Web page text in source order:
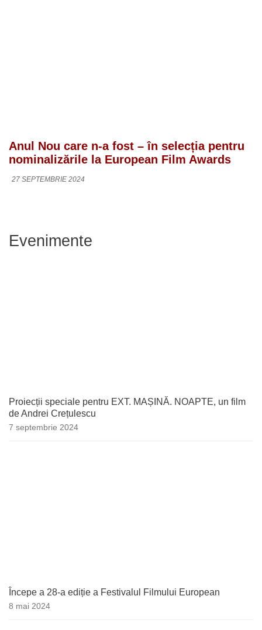
Anul Nou care n-a fost – în selecția pentru
nominalizările la European Film Awards
27 SEPTEMBRIE 2024
Evenimente
Proiecții speciale pentru EXT. MAȘINĂ. NOAPTE, un film
de Andrei Crețulescu
7 septembrie 2024
Începe a 28-a ediție a Festivalul Filmului European
8 mai 2024